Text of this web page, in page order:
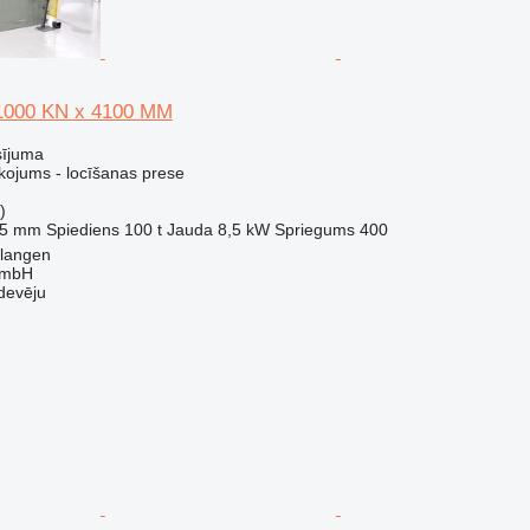
KN x 4100 MM
- locīšanas prese
mm Spiediens 100 t Jauda 8,5 kW Spriegums 400